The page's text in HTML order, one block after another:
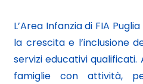
L’Area Infanzia di FIA
la crescita e l’inclusione
servizi educativi
famiglie con attività,